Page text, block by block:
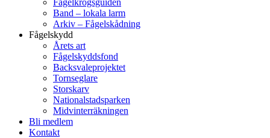
Fågelkrogsguiden
Band – lokala larm
Arkiv – Fågelskådning
Fågelskydd
Årets art
Fågelskyddsfond
Backsvaleprojektet
Tornseglare
Storskarv
Nationalstadsparken
Midvinterräkningen
Bli medlem
Kontakt